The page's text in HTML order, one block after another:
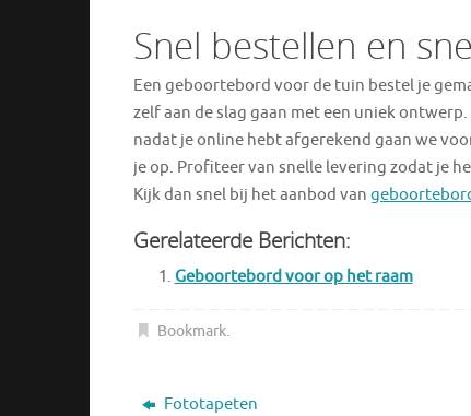
Snel bestellen en
Een geboortebord voor de tuin bestel je
zelf aan de slag gaan met een uniek
nadat je online hebt afgerekend gaan we
je op. Profiteer van snelle levering zodat je
Kijk dan snel bij het aanbod van
Gerelateerde Berichten:
Geboortebord voor op het raam
Bookmark.
Fototapeten